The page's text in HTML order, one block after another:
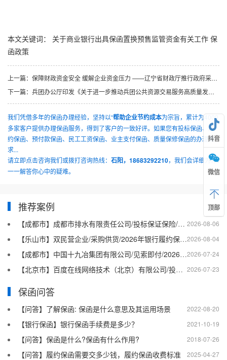
本文关键词： 关于商业银行出具保函置换预售监管资金有关工作 保
函政策
上一篇： 保障财政资金安全 缓解企业资金压力 ——辽宁省财政厅推行政府采购电子预付款保函业务
下一篇： 兵团办公厅印发《关于进一步推动兵团公共资源交易服务高质量发展的实施意见》的通知
我们凭借多年的保函办理经验，坚持以“帮助企业节约成本为宗旨，累计为4000
多家客户提供办理保函服务，得到了客户的一致好评。如果您有投标保函、履
约保函、预付款保函、民工工资保函、业主支付保函、质量保修保函的办理需
求...
请立即点击咨询我们或拨打咨询热线： 石阳，18683292210，我们会详细为你
一一解答你心中的疑难。
推荐案例
2026-08-06
【成都市】成都市排水有限责任公司/投标保证保险/2026银行投标保函十三
2026-08-04
【乐山市】双民营企业/采购供货/2026年银行履约保函四十二
2026-07-24
【成都市】中国十九冶集团有限公司/见索即付/2026年银行履约保函四十一
2026-07-23
【北京市】百度在线网络技术（北京）有限公司/投标保函/2026银行投标保函十二
保函问答
2022-08-20
【问答】了解保函: 保函是什么意思及其运用场景
2021-10-19
【银行保函】银行保函手续费是多少？
2018-07-26
【问答】保函是什么?保函有什么作用?
2025-04-27
【问答】履约保函需要交多少钱，履约保函收费标准
抖音
微信
顶部